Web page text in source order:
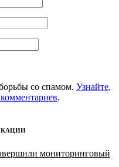
со спамом. Узнайте,
.
мониторинговый